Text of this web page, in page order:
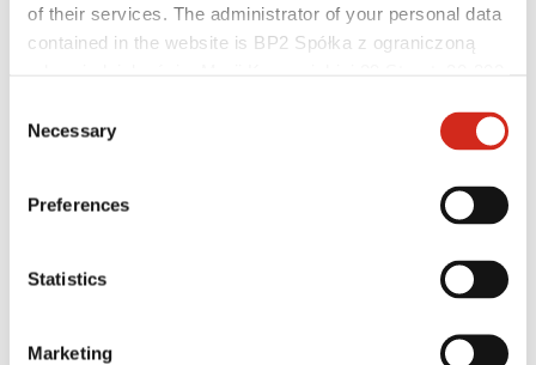
of their services. The administrator of your personal data
contained in the website is BP2 Spółka z ograniczoną
121387608.
Selection
Necessary
Preferences
Statistics
Marketing
Vertriebspartner
eProfil
Marketing Angebot